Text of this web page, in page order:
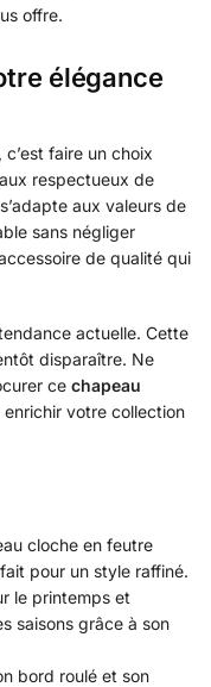
offre.
élégance
, c’est faire un choix
respectueux de
aux valeurs de
sans négliger
de qualité qui
actuelle. Cette
disparaître. Ne
ce chapeau
votre collection
cloche en feutre
pour un style raffiné.
le printemps et
saisons grâce à son
bord roulé et son